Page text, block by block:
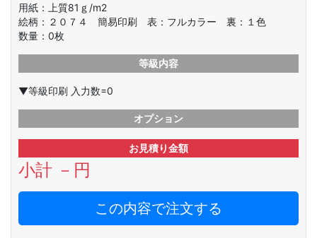
用紙：上質81ｇ/m2
絵柄： ２０７４ 簡易印刷 表：フルカラー 裏：１色
数量： 0枚
等級内容
▼等級印刷 入力数=0
オプション
お見積り金額
小計 － 円
この内容で注文する